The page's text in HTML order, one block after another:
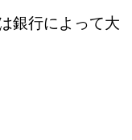
銀行によって大